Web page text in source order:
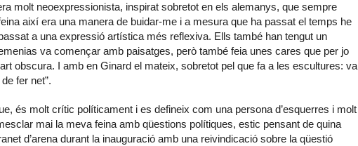
molt neoexpressionista, inspirat sobretot en els alemanys, que sempre
així era una manera de buidar-me i a mesura que ha passat el temps he
a una expressió artística més reflexiva. Ells també han tengut un
va començar amb paisatges, però també feia unes cares que per jo
obscura. I amb en Ginard el mateix, sobretot pel que fa a les escultures: va
fer net”.
és molt crític políticament i es defineix com una persona d’esquerres i molt
mai la meva feina amb qüestions polítiques, estic pensant de quina
d’arena durant la inauguració amb una reivindicació sobre la qüestió